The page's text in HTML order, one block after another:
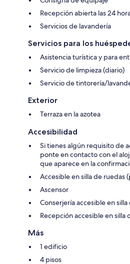
Recepción abierta las 24
Servicios de lavandería
Servicios para los
Asistencia turística y para
Servicio de limpieza (diario)
Servicio de tintorería/
Exterior
Terraza en la azotea
Accesibilidad
Si tienes algún requisito de
ponte en contacto con el
que aparece en la
Accesible en silla de ruedas
Ascensor
Conserjería accesible en
Recepción accesible en silla
Más
1 edificio
4 pisos